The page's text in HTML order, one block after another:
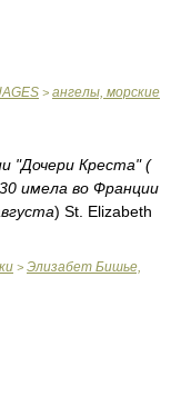
> ангелы, морские
"Дочери Креста" (
имела во Франции
) St. Elizabeth
> Элизабет Бишье,